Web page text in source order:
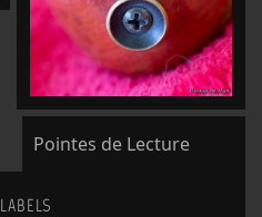
Pointes de Lecture
LABELS